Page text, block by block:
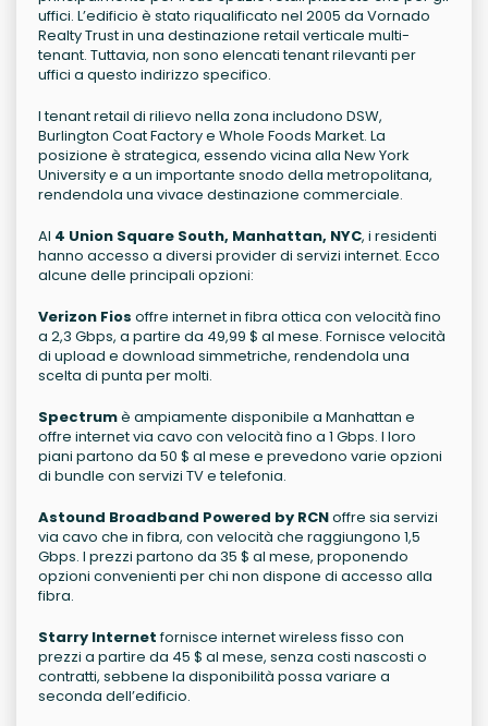
uffici. L’edificio è stato riqualificato nel 2005 da Vornado
Realty Trust in una destinazione retail verticale multi-
tenant. Tuttavia, non sono elencati tenant rilevanti per
uffici a questo indirizzo specifico.
I tenant retail di rilievo nella zona includono DSW,
Burlington Coat Factory e Whole Foods Market. La
posizione è strategica, essendo vicina alla New York
University e a un importante snodo della metropolitana,
rendendola una vivace destinazione commerciale.
Al 4 Union Square South, Manhattan, NYC, i residenti
hanno accesso a diversi provider di servizi internet. Ecco
alcune delle principali opzioni:
Verizon Fios offre internet in fibra ottica con velocità fino
a 2,3 Gbps, a partire da 49,99 $ al mese. Fornisce velocità
di upload e download simmetriche, rendendola una
scelta di punta per molti.
Spectrumè ampiamente disponibile a Manhattan e
offre internet via cavo con velocità fino a 1 Gbps. I loro
piani partono da 50 $ al mese e prevedono varie opzioni
di bundle con servizi TV e telefonia.
Astound Broadband Powered by RCNoffre sia servizi
via cavo che in fibra, con velocità che raggiungono 1,5
Gbps. I prezzi partono da 35 $ al mese, proponendo
opzioni convenienti per chi non dispone di accesso alla
fibra.
Starry Internetfornisce internet wireless fisso con
prezzi a partire da 45 $ al mese, senza costi nascosti o
contratti, sebbene la disponibilità possa variare a
seconda dell’edificio.